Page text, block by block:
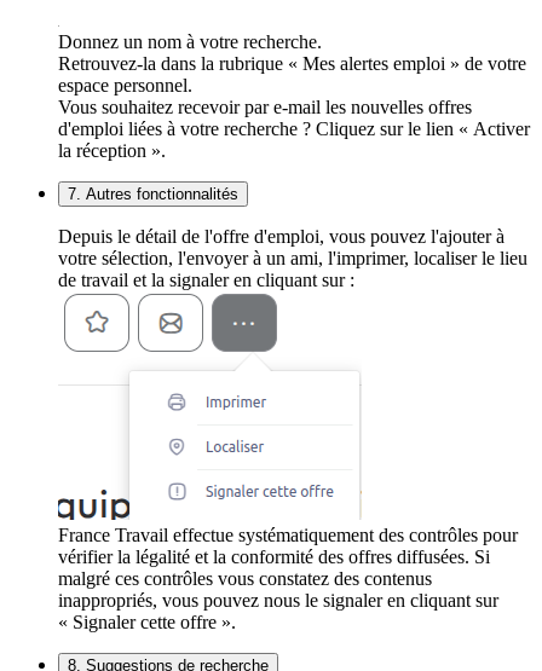
Donnez un nom à votre recherche.
Retrouvez-la dans la rubrique « Mes alertes emploi » de votre
espace personnel.
Vous souhaitez recevoir par e-mail les nouvelles offres
d'emploi liées à votre recherche ? Cliquez sur le lien « Activer
la réception ».
7. Autres fonctionnalités
Depuis le détail de l'offre d'emploi, vous pouvez l'ajouter à
votre sélection, l'envoyer à un ami, l'imprimer, localiser le lieu
de travail et la signaler en cliquant sur :
France Travail effectue systématiquement des contrôles pour
vérifier la légalité et la conformité des offres diffusées. Si
malgré ces contrôles vous constatez des contenus
inappropriés, vous pouvez nous le signaler en cliquant sur
« Signaler cette offre ».
8. Suggestions de recherche